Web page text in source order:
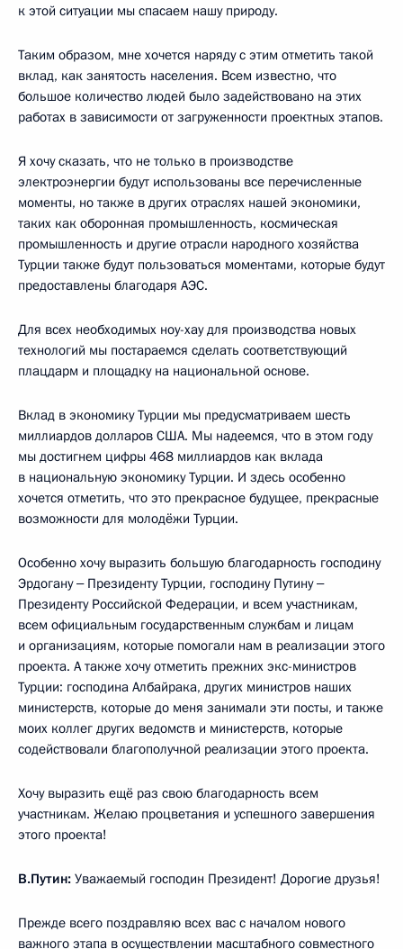
к этой ситуации мы спасаем нашу природу.
Таким образом, мне хочется наряду с этим отметить такой
вклад, как занятость населения. Всем известно, что
большое количество людей было задействовано на этих
работах в зависимости от загруженности проектных этапов.
Я хочу сказать, что не только в производстве
электроэнергии будут использованы все перечисленные
моменты, но также в других отраслях нашей экономики,
таких как оборонная промышленность, космическая
промышленность и другие отрасли народного хозяйства
Турции также будут пользоваться моментами, которые будут
предоставлены благодаря АЭС.
Для всех необходимых ноу-хау для производства новых
технологий мы постараемся сделать соответствующий
плацдарм и площадку на национальной основе.
Вклад в экономику Турции мы предусматриваем шесть
миллиардов долларов США. Мы надеемся, что в этом году
мы достигнем цифры 468 миллиардов как вклада
в национальную экономику Турции. И здесь особенно
хочется отметить, что это прекрасное будущее, прекрасные
возможности для молодёжи Турции.
Особенно хочу выразить большую благодарность господину
Эрдогану ‒ Президенту Турции, господину Путину ‒
Президенту Российской Федерации, и всем участникам,
всем официальным государственным службам и лицам
и организациям, которые помогали нам в реализации этого
проекта. А также хочу отметить прежних экс-министров
Турции: господина Албайрака, других министров наших
министерств, которые до меня занимали эти посты, и также
моих коллег других ведомств и министерств, которые
содействовали благополучной реализации этого проекта.
Хочу выразить ещё раз свою благодарность всем
участникам. Желаю процветания и успешного завершения
этого проекта!
В.Путин: Уважаемый господин Президент! Дорогие друзья!
Прежде всего поздравляю всех вас с началом нового
важного этапа в осуществлении масштабного совместного